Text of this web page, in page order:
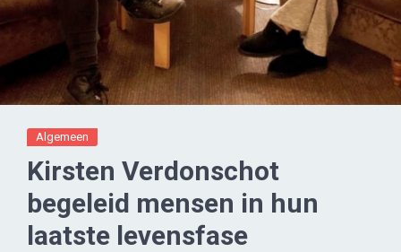
Algemeen
Kirsten Verdonschot
begeleid mensen in hun
laatste levensfase